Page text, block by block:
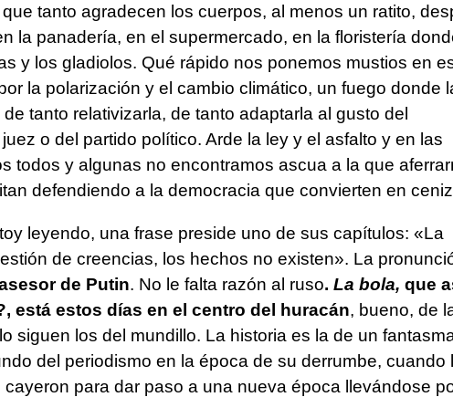
tanto agradecen los cuerpos, al menos un ratito,
la panadería, en el supermercado, en la floristería
y los gladiolos. Qué rápido nos ponemos mustios en
la polarización y el cambio climático, un fuego donde
tanto relativizarla, de tanto adaptarla al gusto del
o del partido político. Arde la ley y el asfalto y en las
todos y algunas no encontramos ascua a la que
defendiendo a la democracia que convierten en
leyendo, una frase preside uno de sus capítulos: «La
de creencias, los hechos no existen». La
de Putin. No le falta razón al ruso. La bola, que
está estos días en el centro del huracán, bueno, de
siguen los del mundillo. La historia es la de un
del periodismo en la época de su derrumbe, cuando
para dar paso a una nueva época llevándose